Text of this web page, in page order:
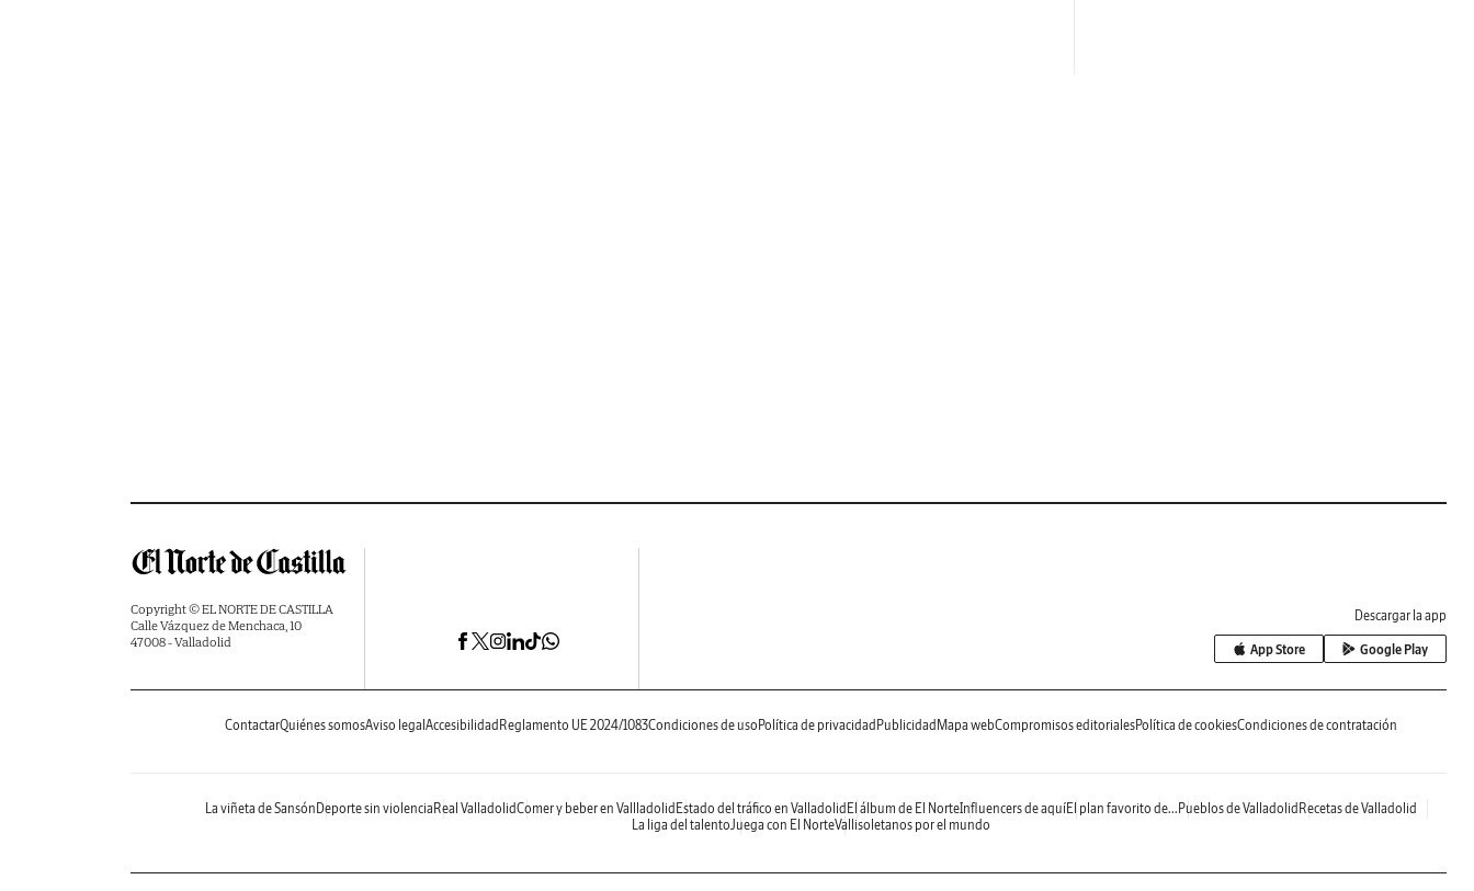
Copyright © EL NORTE DE CASTILLA
Calle Vázquez de Menchaca, 10
47008 - Valladolid
Descargar la app
App Store Google Play
ContactarQuiénes somosAviso legal Accesibilidad Reglamento UE 2024/1083Condiciones de uso Política de privacidad Publicidad Mapa webCompromisos editorialesPolítica de cookiesCondiciones de contratación
La viñeta de Sansón Deporte sin violencia Real ValladolidComer y beber en Vallladolid Estado del tráfico en Valladolid El álbum de El NorteInfluencers de aquíEl plan favorito de... Pueblos de Valladolid Recetas de Valladolid
La liga del talentoJuega con El NorteVallisoletanos por el mundo